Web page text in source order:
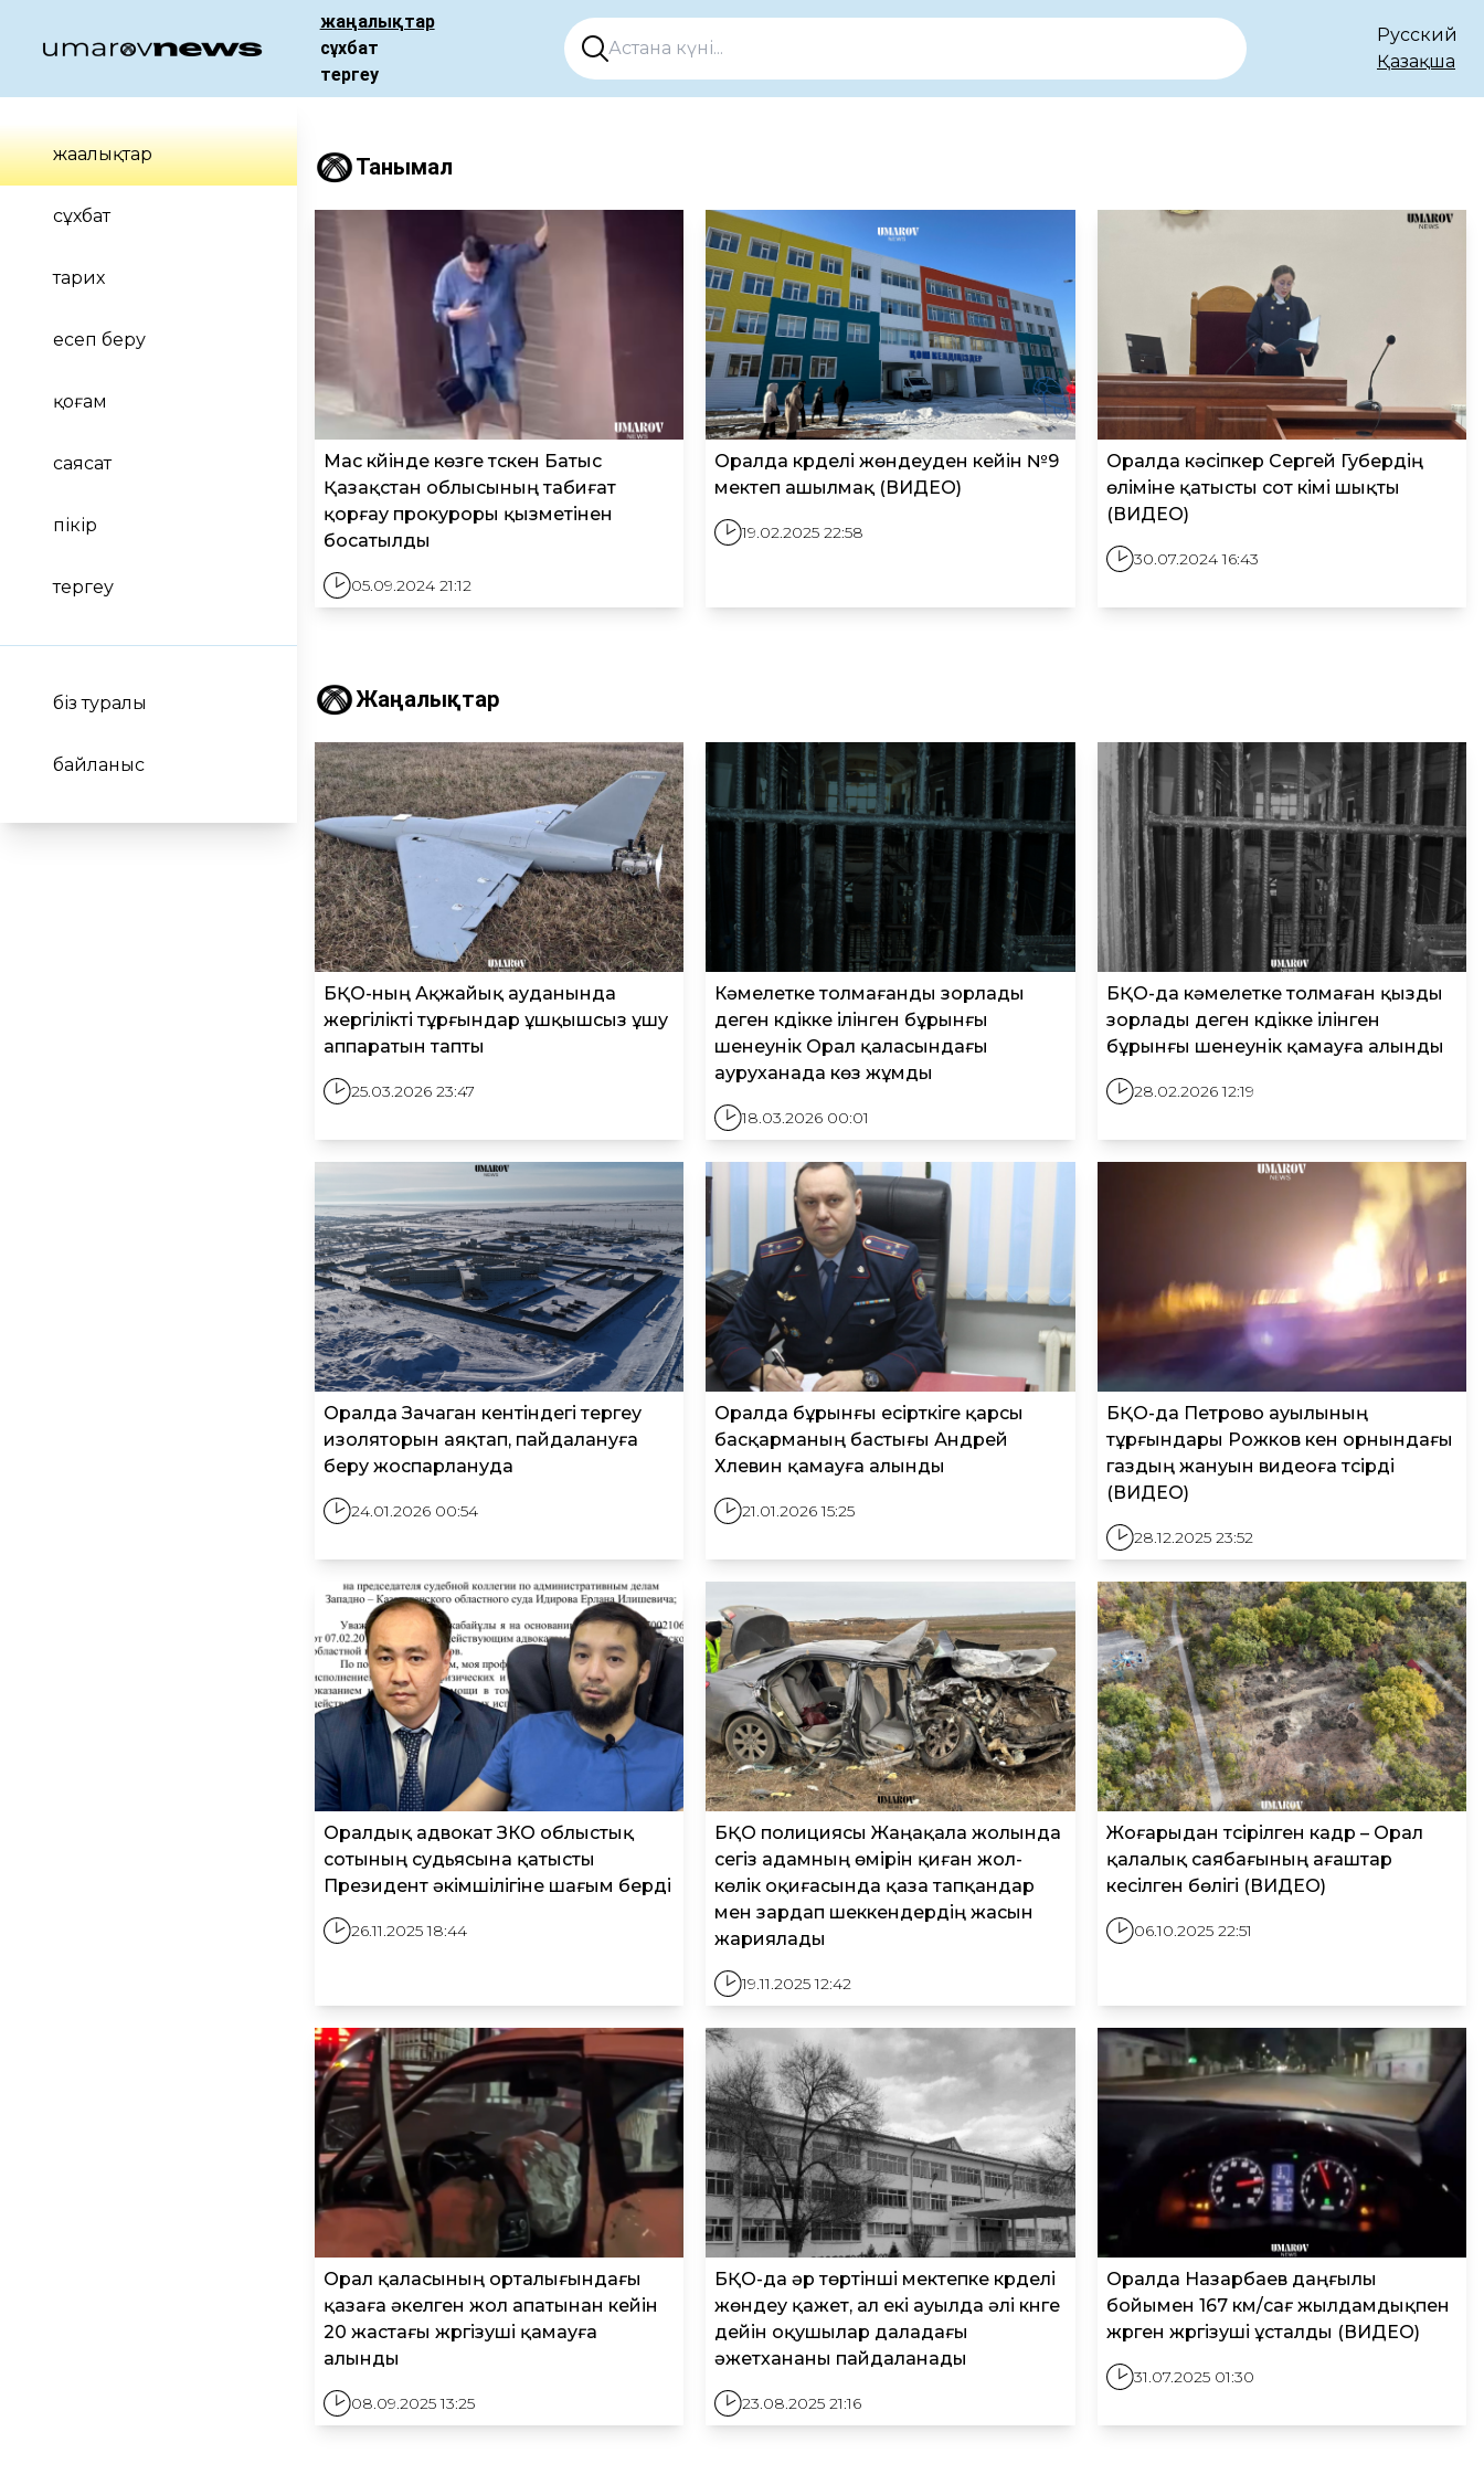
жаңалықтар
сұхбат
тергеу
Русский
Қазақша
жаңалықтар
сұхбат
тарих
есеп беру
қоғам
саясат
пікір
тергеу
біз туралы
байланыс
Танымал
Мас күйінде көзге түскен Батыс
Қазақстан облысының табиғат
қорғау прокуроры қызметінен
босатылды
05.09.2024 21:12
Оралда күрделі жөндеуден кейін №9
мектеп ашылмақ (ВИДЕО)
19.02.2025 22:58
Оралда кәсіпкер Сергей Губердің
өліміне қатысты сот үкімі шықты
(ВИДЕО)
30.07.2024 16:43
Жаңалықтар
БҚО-ның Ақжайық ауданында
жергілікті тұрғындар ұшқышсыз ұшу
аппаратын тапты
25.03.2026 23:47
Кәмелетке толмағанды зорлады
деген күдікке ілінген бұрынғы
шенеунік Орал қаласындағы
ауруханада көз жұмды
18.03.2026 00:01
БҚО-да кәмелетке толмаған қызды
зорлады деген күдікке ілінген
бұрынғы шенеунік қамауға алынды
28.02.2026 12:19
Оралда Зачаган кентіндегі тергеу
изоляторын аяқтап, пайдалануға
беру жоспарлануда
24.01.2026 00:54
Оралда бұрынғы есірткіге қарсы
басқарманың бастығы Андрей
Хлевин қамауға алынды
21.01.2026 15:25
БҚО-да Петрово ауылының
тұрғындары Рожков кен орнындағы
газдың жануын видеоға түсірді
(ВИДЕО)
28.12.2025 23:52
Оралдық адвокат ЗКО облыстық
сотының судьясына қатысты
Президент әкімшілігіне шағым берді
26.11.2025 18:44
БҚО полициясы Жаңақала жолында
сегіз адамның өмірін қиған жол-
көлік оқиғасында қаза тапқандар
мен зардап шеккендердің жасын
жариялады
19.11.2025 12:42
Жоғарыдан түсірілген кадр – Орал
қалалық саябағының ағаштар
кесілген бөлігі (ВИДЕО)
06.10.2025 22:51
Орал қаласының орталығындағы
қазаға әкелген жол апатынан кейін
20 жастағы жүргізуші қамауға
алынды
08.09.2025 13:25
БҚО-да әр төртінші мектепке күрделі
жөндеу қажет, ал екі ауылда әлі күнге
дейін оқушылар даладағы
әжетхананы пайдаланады
23.08.2025 21:16
Оралда Назарбаев даңғылы
бойымен 167 км/сағ жылдамдықпен
жүрген жүргізуші ұсталды (ВИДЕО)
31.07.2025 01:30